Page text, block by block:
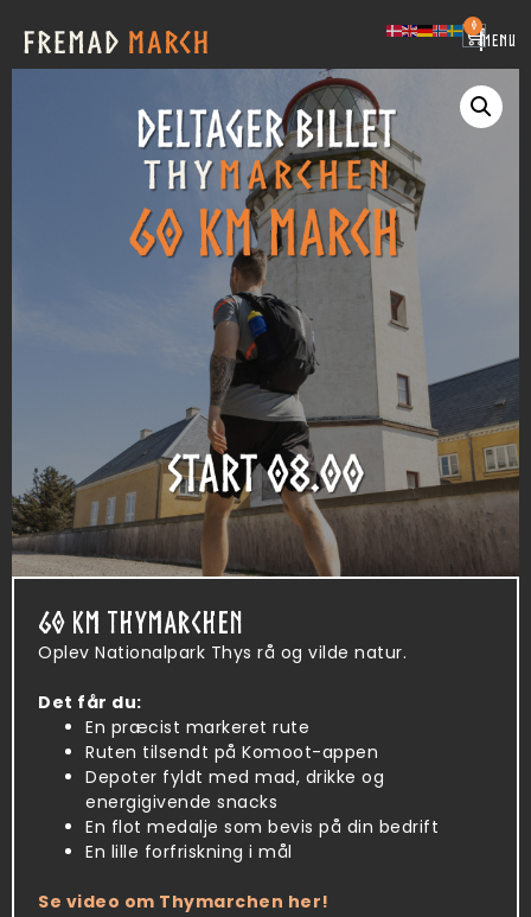
0
|MENU
60 KM THYMARCHEN
Oplev Nationalpark Thys rå og vilde natur.
Det får du:
En præcist markeret rute
Ruten tilsendt på Komoot-appen
Depoter fyldt med mad, drikke og
energigivende snacks
En flot medalje som bevis på din bedrift
En lille forfriskning i mål
Se video om Thymarchen her!